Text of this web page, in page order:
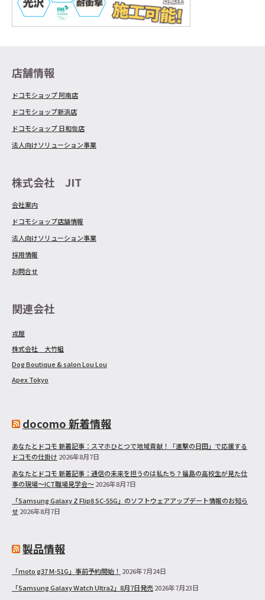
店舗情報
ドコモショップ 阿南店
ドコモショップ新浜店
ドコモショップ 日和佐店
法人向けソリューション事業
株式会社 JIT
会社案内
ドコモショップ店舗情報
法人向けソリューション事業
採用情報
お問合せ
関連会社
戎屋
株式会社 大竹組
Dog Boutique & salon Lou Lou
Apex Tokyo
docomo 新着情報
あなたとドコモ 新着記事：スマホひとつで地域貢献！「進撃の日田」で応援する
ドコモの仕掛け 2026年8月7日
あなたとドコモ 新着記事：通信の未来を担うのは私たち？福島の高校生が見た仕
事の現場～ICT職場見学会～2026年8月7日
「Samsung Galaxy Z Flip8 SC-55G」のソフトウェアアップデート情報のお知ら
せ 2026年8月7日
製品情報
「moto g37 M-51G」事前予約開始！ 2026年7月24日
「Samsung Galaxy Watch Ultra2」8月7日発売2026年7月23日